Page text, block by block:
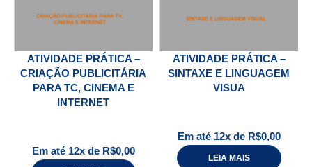
ATIVIDADE PRÁTICA –
CRIAÇÃO PUBLICITÁRIA
PARA TC, CINEMA E
INTERNET
Em até 12x de R$0,00
ATIVIDADE PRÁTICA –
SINTAXE E LINGUAGEM
VISUA
Em até 12x de R$0,00
LEIA MAIS